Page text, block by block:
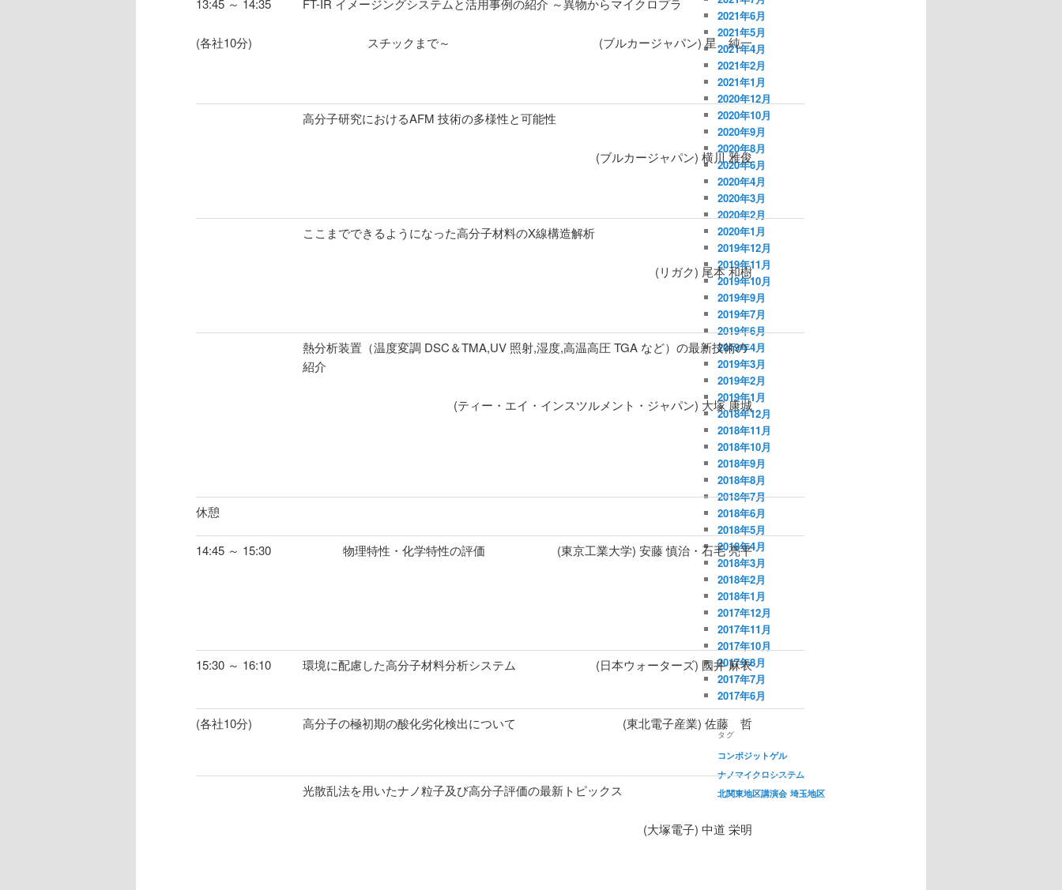
13:45 ～ 14:35
(各社10分)
FT-IR イメージングシステムと活用事例の紹介 ～異物からマイクロプラ
スチックまで～ (ブルカージャパン) 星 純一
高分子研究におけるAFM 技術の多様性と可能性
(ブルカージャパン) 横川 雅俊
ここまでできるようになった高分子材料のX線構造解析
(リガク) 尾本 和樹
熱分析装置（温度変調 DSC＆TMA,UV 照射,湿度,高温高圧 TGA など）の最新技術の
紹介
(ティー・エイ・インスツルメント・ジャパン) 大塚 康城
休憩
14:45 ～ 15:30 物理特性・化学特性の評価 (東京工業大学) 安藤 慎治・石毛 亮平
15:30 ～ 16:10 環境に配慮した高分子材料分析システム (日本ウォーターズ) 國井 麻衣
(各社10分) 高分子の極初期の酸化劣化検出について (東北電子産業) 佐藤 哲
光散乱法を用いたナノ粒子及び高分子評価の最新トピックス
(大塚電子) 中道 栄明
2021年6月
2021年5月
2021年4月
2021年2月
2021年1月
2020年12月
2020年10月
2020年9月
2020年8月
2020年6月
2020年4月
2020年3月
2020年2月
2020年1月
2019年12月
2019年11月
2019年10月
2019年9月
2019年7月
2019年6月
2019年4月
2019年3月
2019年2月
2019年1月
2018年12月
2018年11月
2018年10月
2018年9月
2018年8月
2018年7月
2018年6月
2018年5月
2018年4月
2018年3月
2018年2月
2018年1月
2017年12月
2017年11月
2017年10月
2017年8月
2017年7月
2017年6月
タグ
コンポジットゲル
ナノマイクロシステム
北関東地区講演会 埼玉地区